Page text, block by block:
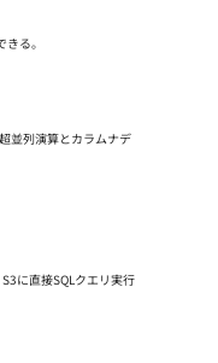
る。
並列演算とカラムナデ
に直接SQLクエリ実行